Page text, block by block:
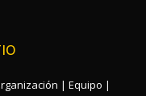
| Equipo |